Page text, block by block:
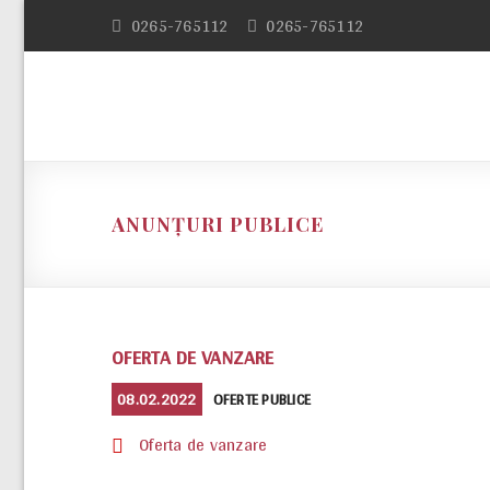
0265-765112 0265-765112
ANUNȚURI PUBLICE
OFERTA DE VANZARE
POSTED
ON
08.02.2022 CATEGORIES
OFERTE PUBLICE
Oferta de vanzare